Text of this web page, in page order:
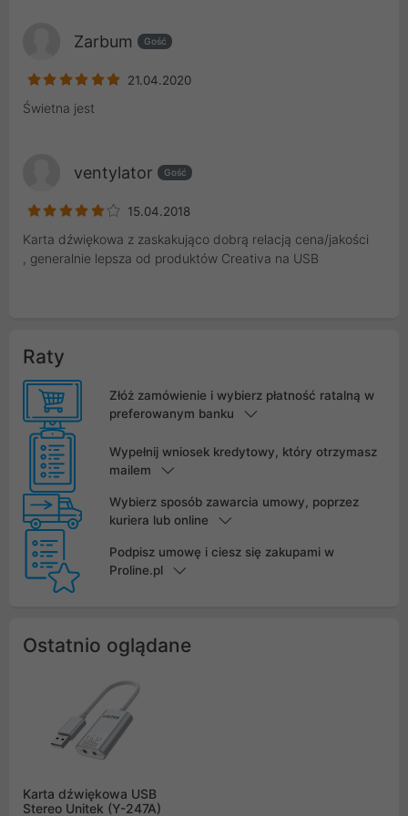
Zarbum Gość
21.04.2020
Świetna jest
ventylator Gość
15.04.2018
Karta dźwiękowa z zaskakująco dobrą relacją cena/jakości
, generalnie lepsza od produktów Creativa na USB
Raty
Złóż zamówienie i wybierz płatność ratalną w
preferowanym banku
Wypełnij wniosek kredytowy, który otrzymasz
mailem
Wybierz sposób zawarcia umowy, poprzez
kuriera lub online
Podpisz umowę i ciesz się zakupami w
Proline.pl
Ostatnio oglądane
Karta dźwiękowa USB
Stereo Unitek (Y-247A)